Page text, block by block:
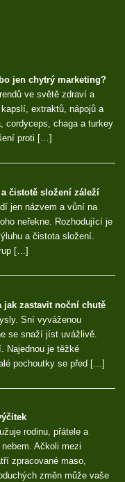
jen chytrý marketing?
ve světě zdraví a
extraktů, nápojů a
cordyceps, chaga a turkey
proti […]
čistotě složení záleží
jen názvem a vůní na
neřekne. Rozhodující je
a čistota složení.
[…]
jak zastavit noční chutě
Sní vyváženou
se snaží jíst uvážlivě.
Najednou je těžké
pochoutky se před […]
rodinu, přátele a
Ačkoli mezi
zpracované maso,
změn může vaše